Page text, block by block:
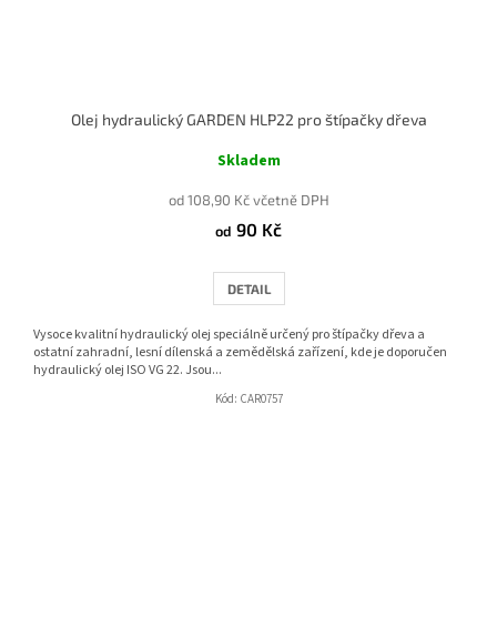
Olej hydraulický GARDEN HLP22 pro štípačky dřeva
Skladem
od 108,90 Kč včetně DPH
od 90 Kč
DETAIL
Vysoce kvalitní hydraulický olej speciálně určený pro štípačky dřeva a
ostatní zahradní, lesní dílenská a zemědělská zařízení, kde je doporučen
hydraulický olej ISO VG 22. Jsou...
Kód: CAR0757